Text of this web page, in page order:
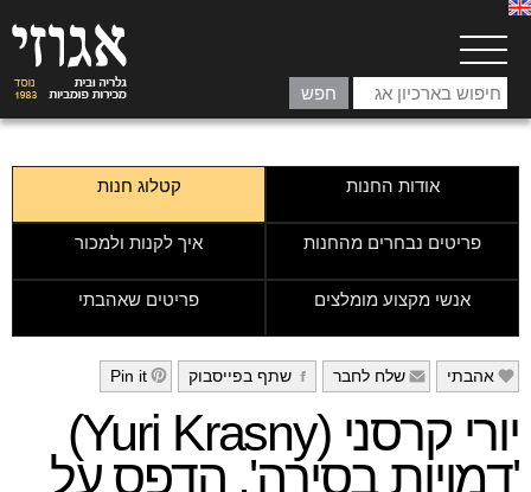
אודות החנות קטלוג חנות
פריטים נבחרים מהחנות איך לקנות ולמכור
אנשי מקצוע מומלצים פריטים שאהבתי
e אהבתי f שלח לחבר g שתף בפייסבוק h
Pin it
יורי קרסני (Yuri Krasny)
'דמויות בסירה', הדפס על